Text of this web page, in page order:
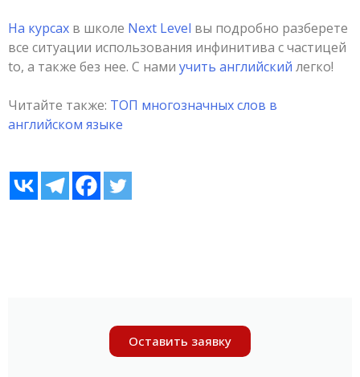
На курсах в школе Next Level вы подробно разберете
все ситуации использования инфинитива с частицей
to, а также без нее. С нами учить английский легко!
Читайте также: ТОП многозначных слов в
английском языке
Оставить заявку